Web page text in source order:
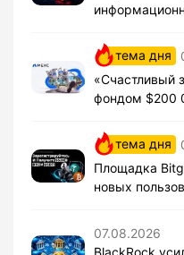
тема дня
«Счастливый
фондом $200
тема дня
Площадка
новых
07.08.2026